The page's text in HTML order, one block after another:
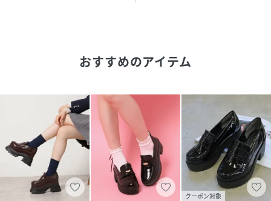
－－－－－－－－－－－－－－－－－－－－－－－
3段ソールになっているのでかなりスタイルアップが期待で
シンプルなデザインなので色んな服装に合わせられます。
性別タイプ レディース
原産国
おすすめのアイテム
クーポン対象